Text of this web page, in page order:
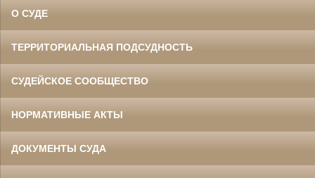
О СУДЕ
ТЕРРИТОРИАЛЬНАЯ ПОДСУДНОСТЬ
СУДЕЙСКОЕ СООБЩЕСТВО
НОРМАТИВНЫЕ АКТЫ
ДОКУМЕНТЫ СУДА